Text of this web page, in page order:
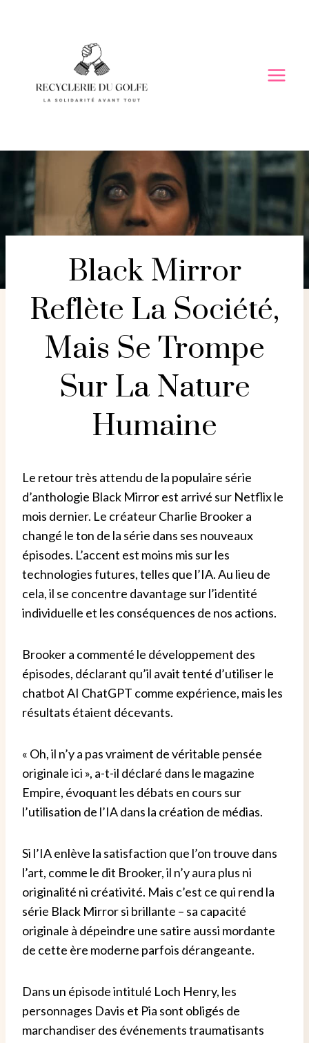
Black Mirror
Reflète La Société,
Mais Se Trompe
Sur La Nature
Humaine
Le retour très attendu de la populaire série
d’anthologie Black Mirror est arrivé sur Netflix le
mois dernier. Le créateur Charlie Brooker a
changé le ton de la série dans ses nouveaux
épisodes. L’accent est moins mis sur les
technologies futures, telles que l’IA. Au lieu de
cela, il se concentre davantage sur l’identité
individuelle et les conséquences de nos actions.
Brooker a commenté le développement des
épisodes, déclarant qu’il avait tenté d’utiliser le
chatbot AI ChatGPT comme expérience, mais les
résultats étaient décevants.
« Oh, il n’y a pas vraiment de véritable pensée
originale ici », a-t-il déclaré dans le magazine
Empire, évoquant les débats en cours sur
l’utilisation de l’IA dans la création de médias.
Si l’IA enlève la satisfaction que l’on trouve dans
l’art, comme le dit Brooker, il n’y aura plus ni
originalité ni créativité. Mais c’est ce qui rend la
série Black Mirror si brillante – sa capacité
originale à dépeindre une satire aussi mordante
de cette ère moderne parfois dérangeante.
Dans un épisode intitulé Loch Henry, les
personnages Davis et Pia sont obligés de
marchandiser des événements traumatisants